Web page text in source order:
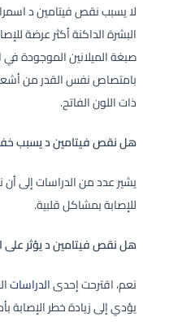
لا يسبب نقص فيتامين د
البشرة الداكنة أكثر عرضة
صبغة الميلانين الموجودة في
بامتصاص نفس القدر من
ذات اللون الفاتح.
هل نقص فيتامين د يسبب
يشير عدد من الدراسات إلى
للإصابة بمشاكل قلبية.
هل نقص فيتامين د يؤثر على
نعم، اقترحت إحدىالدراسات
يؤدي إلى زيادة خطر الإصابة